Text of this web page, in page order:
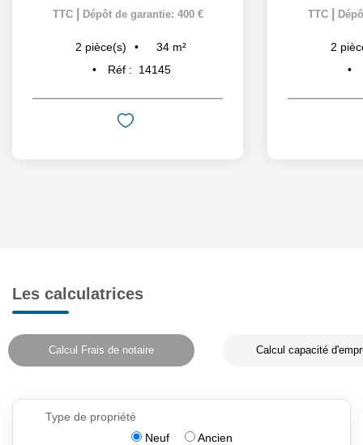
TTC
Dépôt de garantie: 400 €
2 pièce(s) 34 m²
Réf :
14145
TTC
2
Les calculatrices
Calcul Frais de notaire Calcul capacité